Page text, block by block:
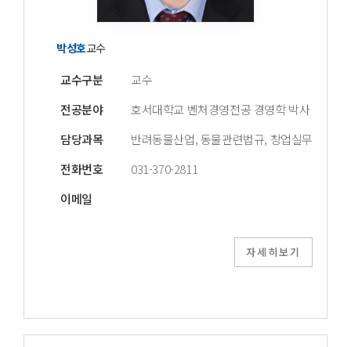
박성호교수
교수구분
교수
전공분야
호서대학교 벤처경영전공 경영학 박사
담당과목
반려동물산업, 동물관련법규, 창업실무
전화번호
031-370-2811
이메일
자세히보기